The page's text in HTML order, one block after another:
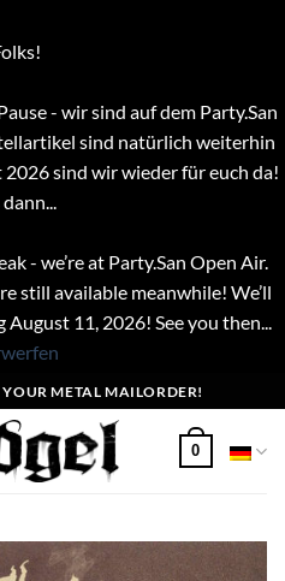
- wir sind auf dem Party.San
sind natürlich weiterhin
sind wir wieder für euch da!
dann...
- we’re at Party.San Open Air.
still available meanwhile! We’ll
11, 2026! See you then...
METAL MAILORDER!
0